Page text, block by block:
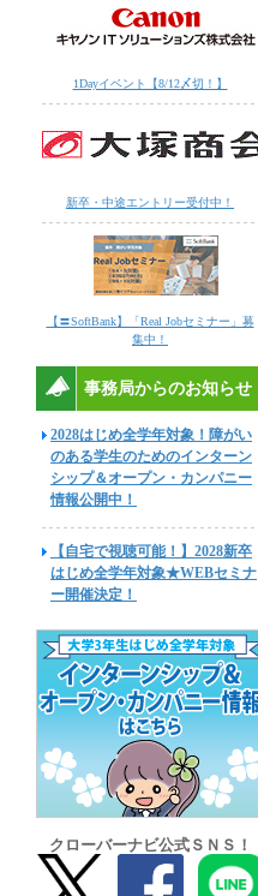
1Dayイベント【8/12〆切！】
新卒・中途エントリー受付中！
【〓SoftBank】「Real Jobセミナー」募
集中！
事務局からのお知らせ
2028はじめ全学年対象！障がい
のある学生のためのインターン
シップ＆オープン・カンパニー
情報公開中！
【自宅で視聴可能！】2028新卒
はじめ全学年対象★WEBセミナ
ー開催決定！
クローバーナビ公式ＳＮＳ！